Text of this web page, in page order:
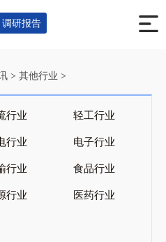
调研报告
> 其他行业 >
行业 轻工行业
行业 电子行业
行业 食品行业
行业 医药行业